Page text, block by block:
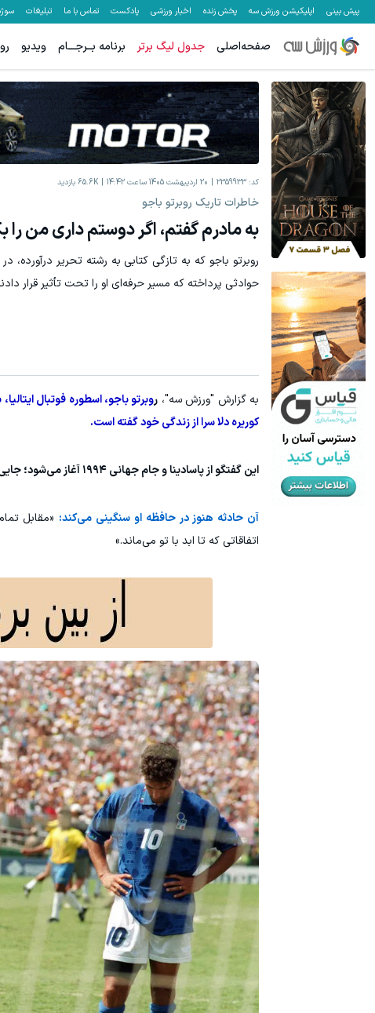
پیش بینی اپلیکیشن ورزش سه پخش زنده اخبار ورزشی پادکست تماس با ما تبلیغات
صفحه‌اصلی جدول لیگ برتر برنامه بــرجـــام ویدیو
کد: 2359933 20 اردیبهشت 1405 ساعت 14:42 65.6K بازدید
خاطرات تاریک روبرتو باجو
به مادرم گفتم، اگر دوستم داری من
روبرتو باجو که به تازگی کتابی به رشته تحریر درآورده،
حوادثی پرداخته که مسیر حرفه‌ای او را تحت تأثیر قرار
به گزارش "ورزش سه"، روبرتو باجو، اسطوره فوتبال
کوریره دلا سرا از زندگی خود گفته است.
این گفتگو از پاسادینا و جام جهانی ۱۹۹۴ آغاز می‌شود؛ جایی که او پنالتی سرنوشت‌ساز فینال مقابل برزیل را از دست داد.
آن حادثه هنوز در حافظه او سنگینی می‌کند: «مقابل
اتفاقاتی که تا ابد با تو می‌ماند.»
معاملات فارکس اسپرد از صفر و تا ۵۰۰ دلار بونوس
ثبت نام کنید
هنوز 50 تتر رو دریافت نکردی؟ | رایگان ثبت نام کن و رایگان شروع کن!
۳ دلار پاداش در هر لات معاملاتی در بروکر اینوسلو
ثبت نام کنید